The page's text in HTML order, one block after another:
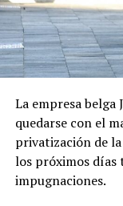
La empresa
quedarse con el
privatización de
los próximos días
impugnaciones.